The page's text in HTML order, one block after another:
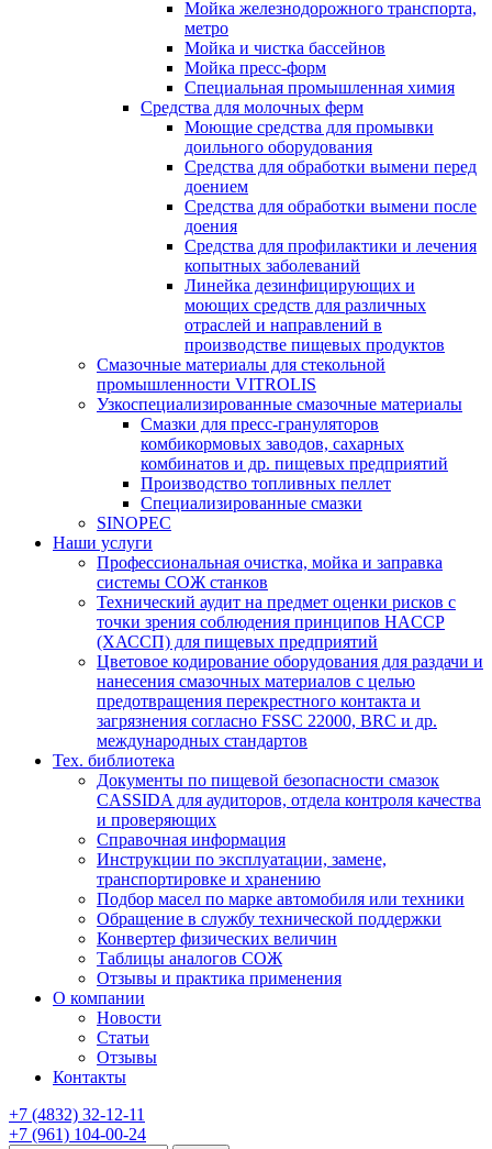
Мойка железнодорожного транспорта,
метро
Мойка и чистка бассейнов
Мойка пресс-форм
Специальная промышленная химия
Средства для молочных ферм
Моющие средства для промывки
доильного оборудования
Средства для обработки вымени перед
доением
Средства для обработки вымени после
доения
Средства для профилактики и лечения
копытных заболеваний
Линейка дезинфицирующих и
моющих средств для различных
отраслей и направлений в
производстве пищевых продуктов
Смазочные материалы для стекольной
промышленности VITROLIS
Узкоспециализированные смазочные материалы
Смазки для пресс-грануляторов
комбикормовых заводов, сахарных
комбинатов и др. пищевых предприятий
Производство топливных пеллет
Специализированные смазки
SINOPEC
Наши услуги
Профессиональная очистка, мойка и заправка
системы СОЖ станков
Технический аудит на предмет оценки рисков с
точки зрения соблюдения принципов HACCP
(ХАССП) для пищевых предприятий
Цветовое кодирование оборудования для раздачи и
нанесения смазочных материалов с целью
предотвращения перекрестного контакта и
загрязнения согласно FSSC 22000, BRC и др.
международных стандартов
Тех. библиотека
Документы по пищевой безопасности смазок
CASSIDA для аудиторов, отдела контроля качества
и проверяющих
Справочная информация
Инструкции по эксплуатации, замене,
транспортировке и хранению
Подбор масел по марке автомобиля или техники
Обращение в службу технической поддержки
Конвертер физических величин
Таблицы аналогов СОЖ
Отзывы и практика применения
О компании
Новости
Статьи
Отзывы
Контакты
+7 (4832) 32-12-11
+7 (961) 104-00-24